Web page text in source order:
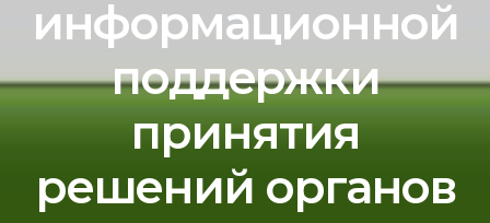
информационной
поддержки
принятия
решений органов